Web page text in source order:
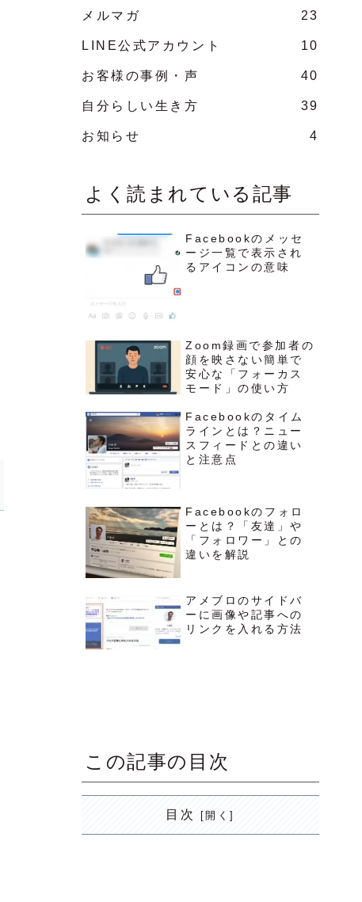
メルマガ 23
LINE公式アカウント 10
お客様の事例・声 40
自分らしい生き方 39
お知らせ 4
よく読まれている記事
Facebookのメッセ
ージ一覧で表示され
るアイコンの意味
Zoom録画で参加者の
顔を映さない簡単で
安心な「フォーカス
モード」の使い方
Facebookのタイム
ラインとは？ニュー
スフィードとの違い
と注意点
Facebookのフォロ
ーとは？「友達」や
「フォロワー」との
違いを解説
アメブロのサイドバ
ーに画像や記事への
リンクを入れる方法
この記事の目次
目次